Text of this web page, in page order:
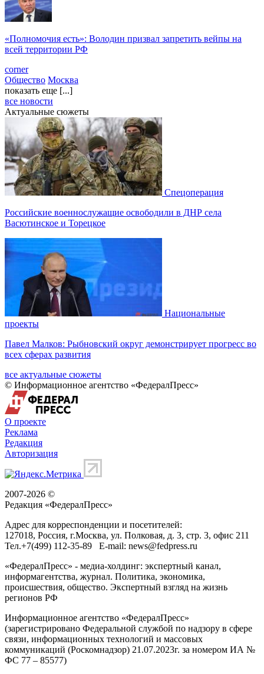
«Полномочия есть»: Володин призвал запретить вейпы на
всей территории РФ
corner
Общество Москва
показать еще [...]
все новости
Актуальные сюжеты
Спецоперация
Российские военнослужащие освободили в ДНР села
Васютинское и Торецкое
Национальные
проекты
Павел Малков: Рыбновский округ демонстрирует прогресс во
всех сферах развития
все актуальные сюжеты
© Информационное агентство «ФедералПресс»
О проекте
Реклама
Редакция
Авторизация
2007-2026 ©
Редакция «ФедералПресс»
Адрес для корреспонденции и посетителей:
127018, Россия, г.Москва, ул. Полковая, д. 3, стр. 3, офис 211
Тел.+7(499) 112-35-89 E-mail: news@fedpress.ru
«ФедералПресс» - медиа-холдинг: экспертный канал,
информагентства, журнал. Политика, экономика,
происшествия, общество. Экспертный взгляд на жизнь
регионов РФ
Информационное агентство «ФедералПресс»
(зарегистрировано Федеральной службой по надзору в сфере
связи, информационных технологий и массовых
коммуникаций (Роскомнадзор) 21.07.2023г. за номером ИА №
ФС 77 – 85577)